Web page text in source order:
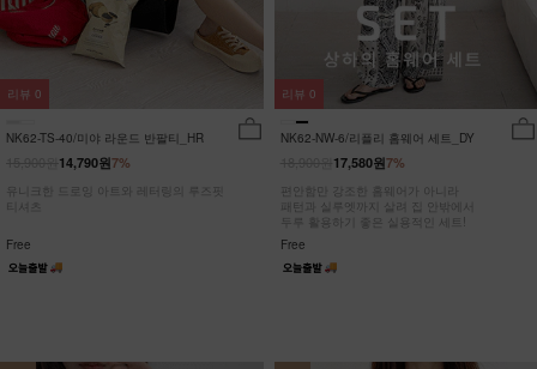
NK62-TS-40/미야 라운드 반팔티_HR
7%
14,790원
유니크한 드로잉 아트와 레터링의 루즈핏
티셔츠
Free
리뷰 0
NK62-NW-6/리플리 홈웨어 세트_DY
7%
17,580원
편안함만 강조한 홈웨어가 아니라
패턴과 실루엣까지 살려 집 안밖에서
두루 활용하기 좋은 실용적인 세트!
Free
리뷰 0